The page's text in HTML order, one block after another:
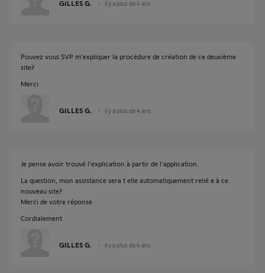
GILLES G. il y a plus de 4 ans
Pouvez vous SVP m’expliquer la procédure de création de ce deuxième
site?
Merci
GILLES G. il y a plus de 4 ans
Je pense avoir trouvé l’explication à partir de l’application.
La question, mon assistance sera t elle automatiquement relié e à ce
nouveau site?
Merci de votre réponse
Cordialement
GILLES G. il y a plus de 4 ans